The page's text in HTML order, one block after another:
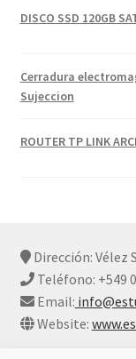
DISCO SSD 120GB
Cerradura
Sujeccion
ROUTER TP LINK
Dirección: Vélez
Teléfono: +549
Email:
Website: